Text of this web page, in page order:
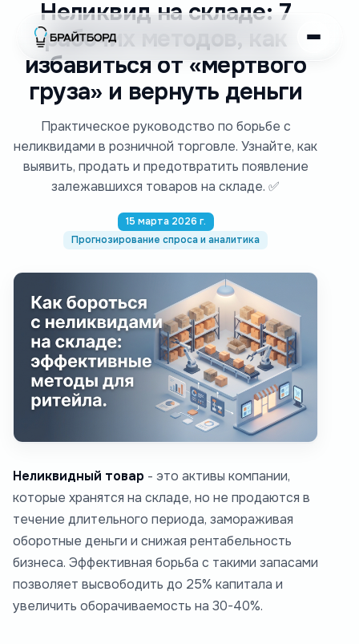
Неликвид на складе: 7
рабочих методов, как
избавиться от «мертвого
груза» и вернуть деньги
Практическое руководство по борьбе с
неликвидами в розничной торговле. Узнайте, как
выявить, продать и предотвратить появление
залежавшихся товаров на складе. ✅
15 марта 2026 г.
Прогнозирование спроса и аналитика
Неликвидный товар - это активы компании,
которые хранятся на складе, но не продаются в
течение длительного периода, замораживая
оборотные деньги и снижая рентабельность
бизнеса. Эффективная борьба с такими запасами
позволяет высвободить до 25% капитала и
увеличить оборачиваемость на 30-40%.